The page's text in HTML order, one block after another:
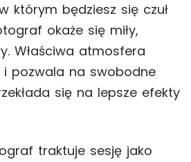
którym będziesz się czuł
okaże się miły,
Właściwa atmosfera
i pozwala na swobodne
się na lepsze efekty
traktuje sesję jako